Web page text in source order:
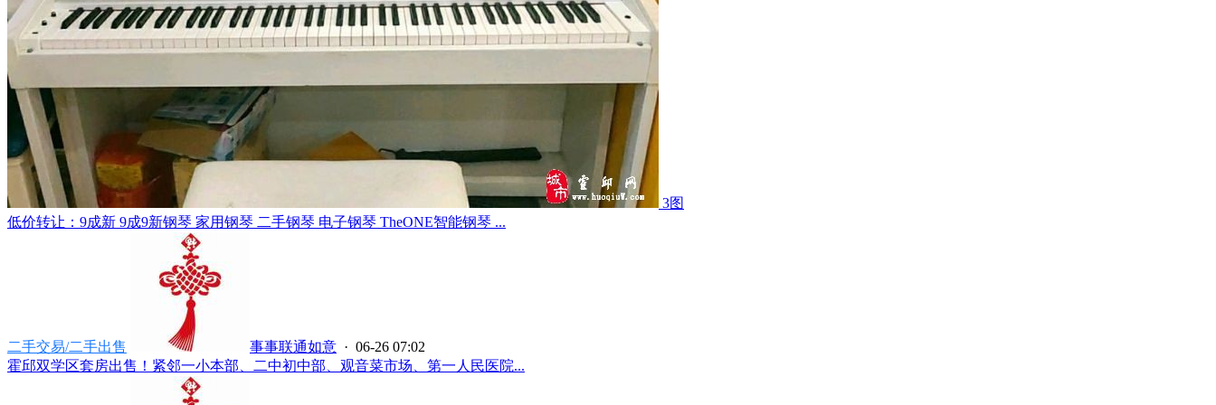
3图
低价转让：9成新 9成9新钢琴 家用钢琴 二手钢琴 电子钢琴 TheONE智能钢琴 ...
二手交易/二手出售 事事联通如意 · 06-26 07:02
霍邱双学区套房出售！紧邻一小本部、二中初中部、观音菜市场、第一人民医院...